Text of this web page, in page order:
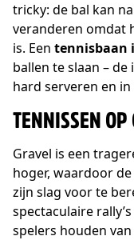
tricky: de bal kan
veranderen omdat
is. Een tennisbaan
ballen te slaan –
hard serveren en
TENNISSEN OP
Gravel is een
hoger, waardoor
zijn slag voor te
spectaculaire
spelers houden